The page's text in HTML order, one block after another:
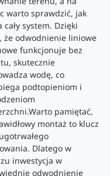
warto sprawdzić, jak
cały system. Dzięki
że odwodnienie liniowe
funkcjonuje bez
skutecznie
wodę, co
podtopieniom i
pamiętać,
montaż to klucz
Dlatego w
inwestycja w
odwodnienie